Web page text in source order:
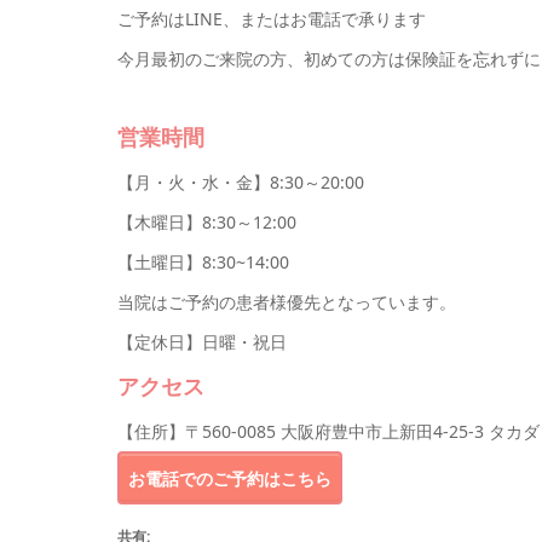
ご予約はLINE、またはお電話で承ります
今月最初のご来院の方、初めての方は保険証を忘れず
営業時間
【月・火・水・金】8:30～20:00
【木曜日】8:30～12:00
【土曜日】8:30~14:00
当院はご予約の患者様優先となっています。
【定休日】日曜・祝日
アクセス
【住所】〒560-0085 大阪府豊中市上新田4-25-3 タカ
お電話でのご予約はこちら
共有: